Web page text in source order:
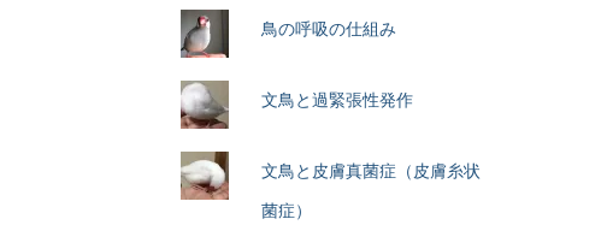
鳥の呼吸の仕組み
文鳥と過緊張性発作
文鳥と皮膚真菌症（皮膚糸状
菌症）